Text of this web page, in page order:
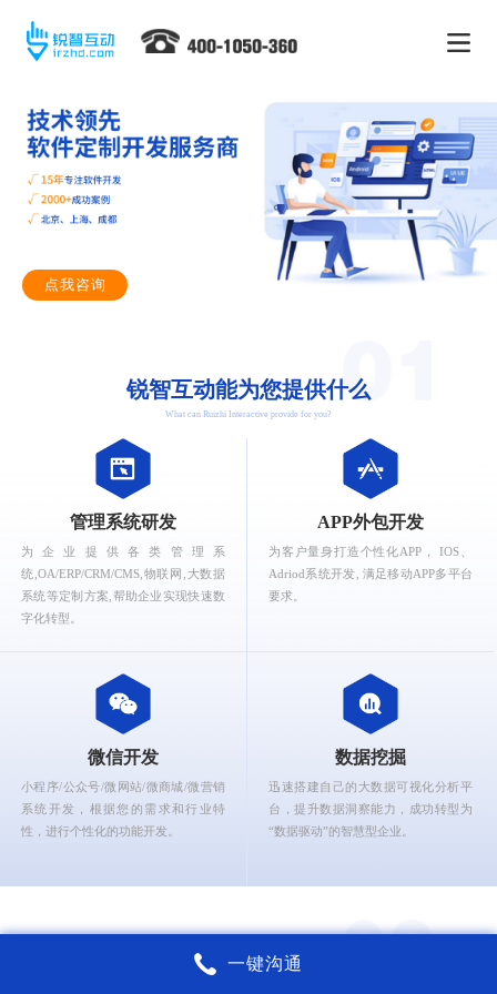
点我咨询
锐智互动能为您提供什么
What can Ruizhi Interactive provide for you?
管理系统研发
为企业提供各类管理系
统,OA/ERP/CRM/CMS,物联网,大数据
系统等定制方案,帮助企业实现快速数
字化转型。
APP外包开发
为客户量身打造个性化APP， IOS、
Adriod系统开发, 满足移动APP多平台
要求。
微信开发
小程序/公众号/微网站/微商城/微营销
系统开发，根据您的需求和行业特
性，进行个性化的功能开发。
数据挖掘
迅速搭建自己的大数据可视化分析平
台，提升数据洞察能力，成功转型为
“数据驱动”的智慧型企业。
锐智互动核心能力
一键沟通